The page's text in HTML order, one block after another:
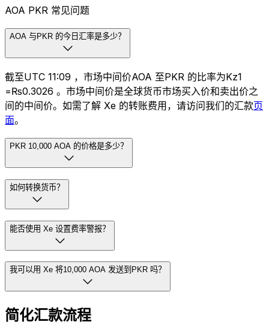
AOA PKR 常见问题
AOA 与PKR 的今日汇率是多少？
截至UTC 11:09 ，市场中间价AOA 至PKR 的比率为Kz1
=₨0.3026 。市场中间价是全球货币市场买入价和卖出价之
间的中间价。如需了解 Xe 的转账费用，请访问我们的汇款页
面。
PKR 10,000 AOA 的价格是多少？
如何转换货币？
能否使用 Xe 设置费率警报？
我可以用 Xe 将10,000 AOA 发送到PKR 吗？
简化汇款流程